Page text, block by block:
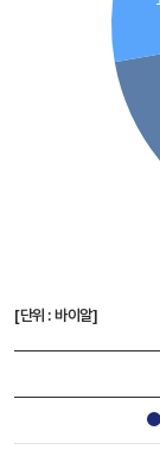
[단위 : 바이알]